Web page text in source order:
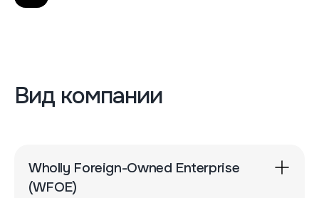
Вид компании
Wholly Foreign-Owned Enterprise
(WFOE)